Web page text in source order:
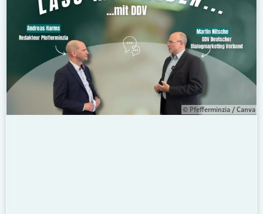
© Pfefferminzia / Canva